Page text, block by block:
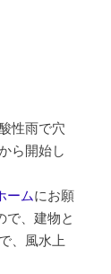
性雨で穴
ら開始し
ームにお願
で、建物と
、風水上